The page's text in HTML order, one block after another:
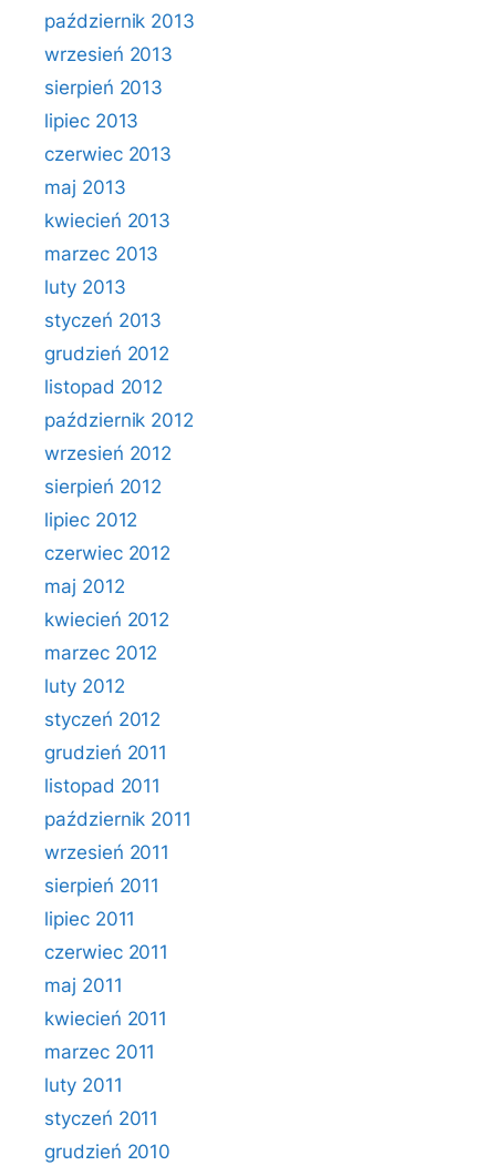
październik 2013
wrzesień 2013
sierpień 2013
lipiec 2013
czerwiec 2013
maj 2013
kwiecień 2013
marzec 2013
luty 2013
styczeń 2013
grudzień 2012
listopad 2012
październik 2012
wrzesień 2012
sierpień 2012
lipiec 2012
czerwiec 2012
maj 2012
kwiecień 2012
marzec 2012
luty 2012
styczeń 2012
grudzień 2011
listopad 2011
październik 2011
wrzesień 2011
sierpień 2011
lipiec 2011
czerwiec 2011
maj 2011
kwiecień 2011
marzec 2011
luty 2011
styczeń 2011
grudzień 2010